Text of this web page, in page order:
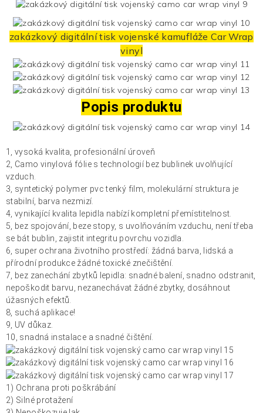
zakázkový digitální tisk vojenské kamufláže Car Wrap
vinyl
Popis produktu
1, vysoká kvalita, profesionální úroveň
2, Camo vinylová fólie s technologií bez bublinek uvolňující
vzduch.
3, syntetický polymer pvc tenký film, molekulární struktura je
stabilní, barva nezmizí.
4, vynikající kvalita lepidla nabízí kompletní přemístitelnost.
5, bez spojování, beze stopy, s uvolňováním vzduchu, není třeba
se bát bublin, zajistit integritu povrchu vozidla.
6, super ochrana životního prostředí: žádná barva, lidská a
přírodní produkce žádné toxické znečištění.
7, bez zanechání zbytků lepidla: snadné balení, snadno odstranit,
nepoškodit barvu, nezanechávat žádné zbytky, dosáhnout
úžasných efektů.
8, suchá aplikace!
9, UV důkaz.
10, snadná instalace a snadné čištění.
1) Ochrana proti poškrábání
2) Silné protažení